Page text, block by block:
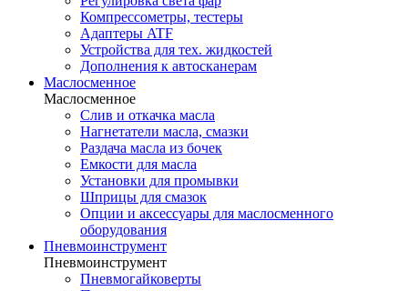
Компрессометры, тестеры
Адаптеры ATF
Устройства для тех. жидкостей
Дополнения к автосканерам
Маслосменное
Маслосменное
Слив и откачка масла
Нагнетатели масла, смазки
Раздача масла из бочек
Емкости для масла
Установки для промывки
Шприцы для смазок
Опции и аксессуары для маслосменного
оборудования
Пневмоинструмент
Пневмоинструмент
Пневмогайковерты